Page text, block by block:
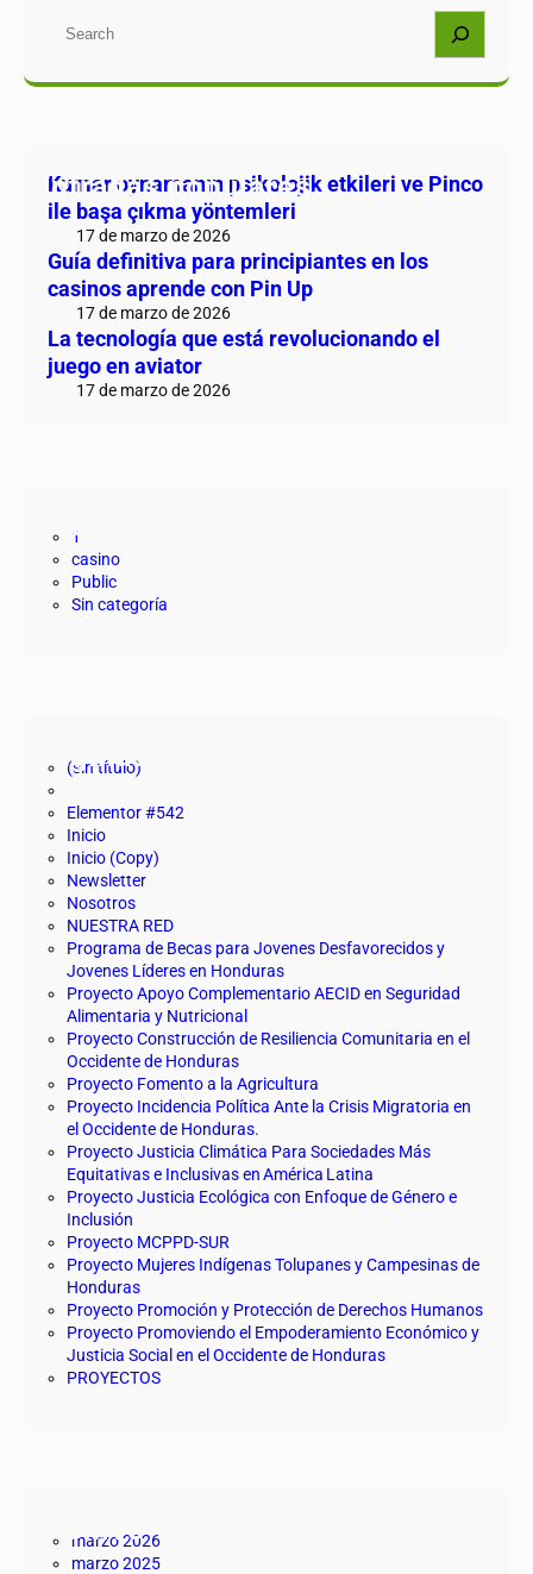
Buscar
Entradas populares
Kumar oynamanın psikolojik etkileri ve Pinco
ile başa çıkma yöntemleri
17 de marzo de 2026
Guía definitiva para principiantes en los
casinos aprende con Pin Up
17 de marzo de 2026
La tecnología que está revolucionando el
juego en aviator
17 de marzo de 2026
Categorías
1
casino
Public
Sin categoría
Páginas
(sin título)
Elementor #542
Inicio
Inicio (Copy)
Newsletter
Nosotros
NUESTRA RED
Programa de Becas para Jovenes Desfavorecidos y
Jovenes Líderes en Honduras
Proyecto Apoyo Complementario AECID en Seguridad
Alimentaria y Nutricional
Proyecto Construcción de Resiliencia Comunitaria en el
Occidente de Honduras
Proyecto Fomento a la Agricultura
Proyecto Incidencia Política Ante la Crisis Migratoria en
el Occidente de Honduras.
Proyecto Justicia Climática Para Sociedades Más
Equitativas e Inclusivas en América Latina
Proyecto Justicia Ecológica con Enfoque de Género e
Inclusión
Proyecto MCPPD-SUR
Proyecto Mujeres Indígenas Tolupanes y Campesinas de
Honduras
Proyecto Promoción y Protección de Derechos Humanos
Proyecto Promoviendo el Empoderamiento Económico y
Justicia Social en el Occidente de Honduras
PROYECTOS
Archivo
marzo 2026
marzo 2025